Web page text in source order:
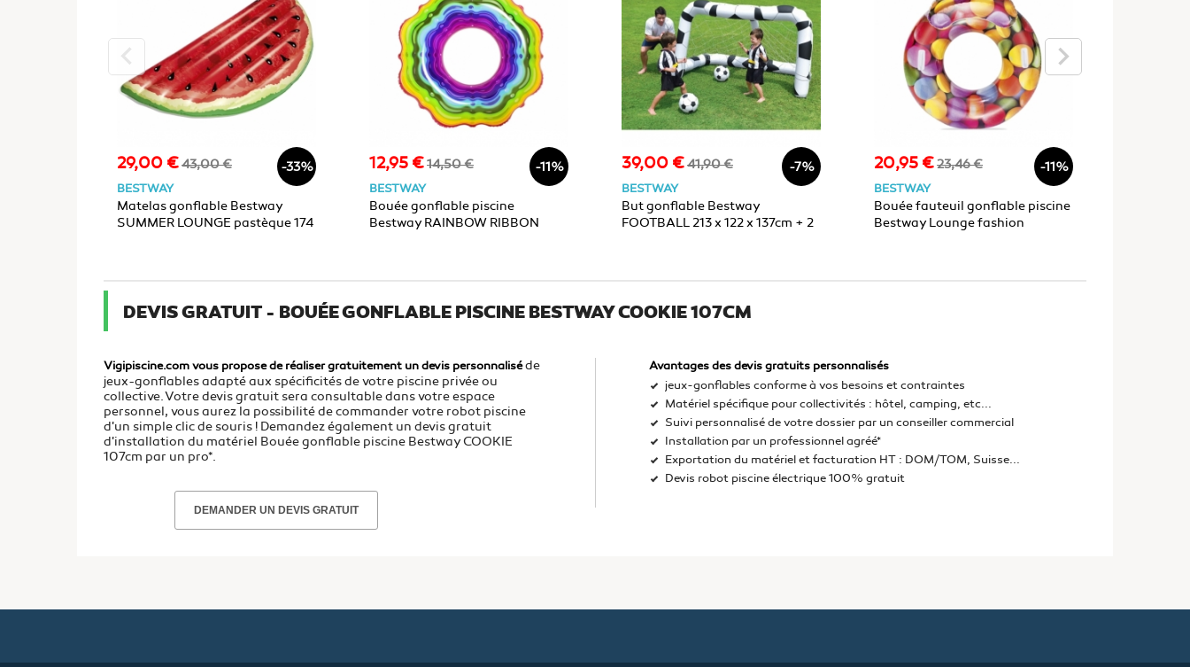
Prix
29,00 €Prix
43,00 € -33%
BESTWAY
Matelas gonflable Bestway
SUMMER LOUNGE pastèque 174
Prix
12,95 €Prix
14,50 € -11%
BESTWAY
Bouée gonflable piscine
Bestway RAINBOW RIBBON
Prix
39,00 €Prix
41,90 € -7%
BESTWAY
But gonflable Bestway
FOOTBALL 213 x 122 x 137cm + 2
Prix
20,95 €Prix
23,46 € -11%
BESTWAY
Bouée fauteuil gonflable piscine
Bestway Lounge fashion
keyboard_arrow_left keyboard_arrow_right
DEVIS GRATUIT - BOUÉE GONFLABLE PISCINE BESTWAY COOKIE 107CM
Vigipiscine.com vous propose de réaliser gratuitement un devis personnaliséde
jeux-gonflables adapté aux spécificités de votre piscine privée ou
collective. Votre devis gratuit sera consultable dans votre espace
personnel, vous aurez la possibilité de commander votre robot piscine
d'un simple clic de souris ! Demandez également un devis gratuit
d'installation du matériel Bouée gonflable piscine Bestway COOKIE
107cm par un pro*.
DEMANDER UN DEVIS GRATUIT
Avantages des devis gratuits personnalisés
jeux-gonflables conforme à vos besoins et contraintes
Matériel spécifique pour collectivités : hôtel, camping, etc...
Suivi personnalisé de votre dossier par un conseiller commercial
Installation par un professionnel agréé*
Exportation du matériel et facturation HT : DOM/TOM, Suisse...
Devis robot piscine électrique 100% gratuit